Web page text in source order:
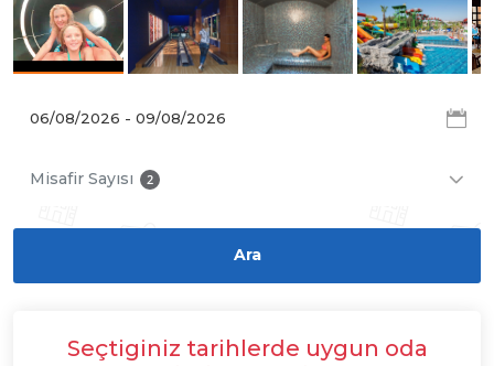
Misafir Sayısı 2
Seçtiginiz tarihlerde uygun oda